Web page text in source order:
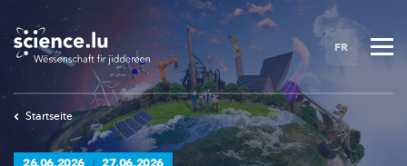
Skip
main
content
FR
Startseite